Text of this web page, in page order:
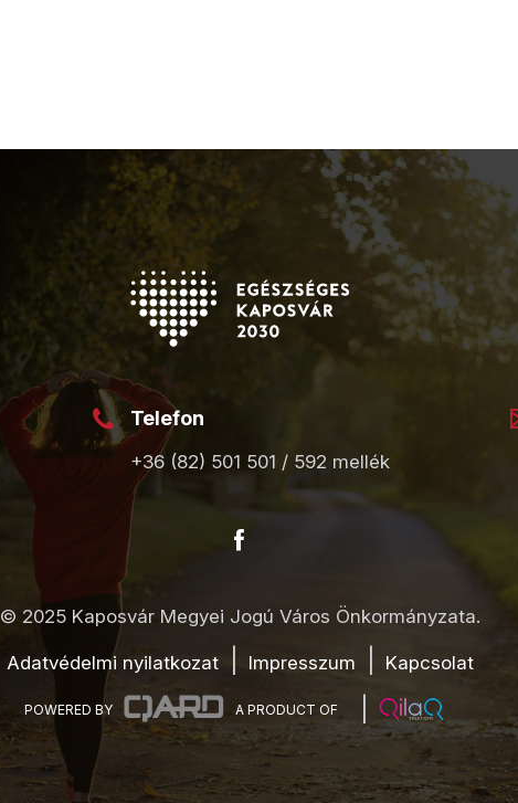
Telefon
+36 (82) 501 501 / 592 mellék
© 2025 Kaposvár Megyei Jogú Város Önkormányzata.
Adatvédelmi nyilatkozat Impresszum Kapcsolat
POWERED BY A PRODUCT OF